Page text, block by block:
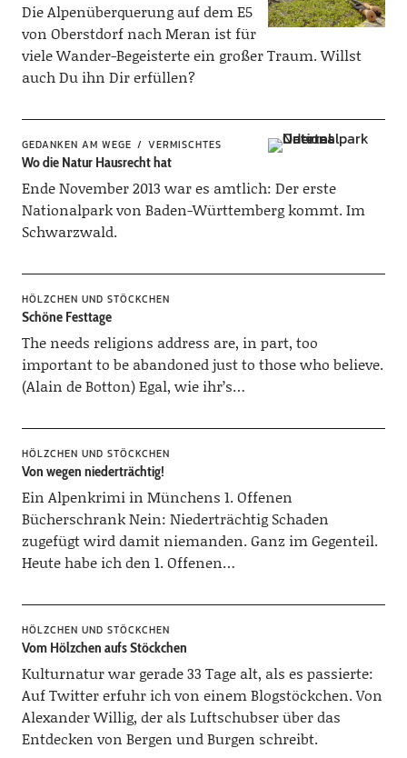
Die Alpenüberquerung auf dem E5
von Oberstdorf nach Meran ist für
viele Wander-Begeisterte ein großer Traum. Willst
auch Du ihn Dir erfüllen?
GEDANKEN AM WEGE VERMISCHTES
Wo die Natur Hausrecht hat
Ende November 2013 war es amtlich: Der erste
Nationalpark von Baden-Württemberg kommt. Im
Schwarzwald.
HÖLZCHEN UND STÖCKCHEN
Schöne Festtage
The needs religions address are, in part, too
important to be abandoned just to those who believe.
(Alain de Botton) Egal, wie ihr’s…
HÖLZCHEN UND STÖCKCHEN
Von wegen niederträchtig!
Ein Alpenkrimi in Münchens 1. Offenen
Bücherschrank Nein: Niederträchtig Schaden
zugefügt wird damit niemanden. Ganz im Gegenteil.
Heute habe ich den 1. Offenen…
HÖLZCHEN UND STÖCKCHEN
Vom Hölzchen aufs Stöckchen
Kulturnatur war gerade 33 Tage alt, als es passierte:
Auf Twitter erfuhr ich von einem Blogstöckchen. Von
Alexander Willig, der als Luftschubser über das
Entdecken von Bergen und Burgen schreibt.